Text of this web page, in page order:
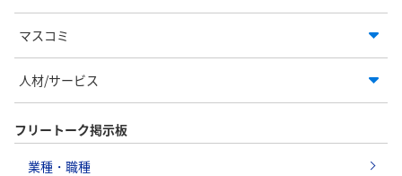
マスコミ
人材/サービス
フリートーク掲示板
業種・職種